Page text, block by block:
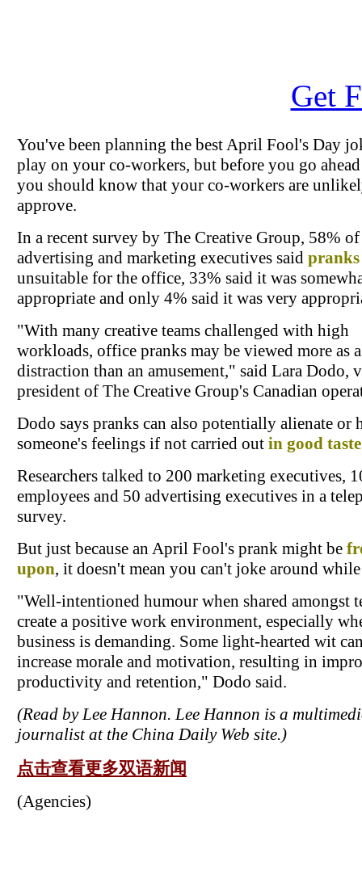
Get
You've been planning the best April Fool's Day
play on your co-workers, but before you go
you should know that your co-workers are
approve.
In a recent survey by The Creative Group, 58% of
advertising and marketing executives said pranks
unsuitable for the office, 33% said it was
appropriate and only 4% said it was very
"With many creative teams challenged with high
workloads, office pranks may be viewed more as a
distraction than an amusement," said Lara Dodo,
president of The Creative Group's Canadian
Dodo says pranks can also potentially alienate or
someone's feelings if not carried out in good taste
Researchers talked to 200 marketing executives,
employees and 50 advertising executives in a
survey.
But just because an April Fool's prank might be
upon, it doesn't mean you can't joke around
"Well-intentioned humour when shared amongst
create a positive work environment, especially
business is demanding. Some light-hearted wit
increase morale and motivation, resulting in
productivity and retention," Dodo said.
(Read by Lee Hannon. Lee Hannon is a
journalist at the China Daily Web site.)
点击查看更多双语新闻
(Agencies)